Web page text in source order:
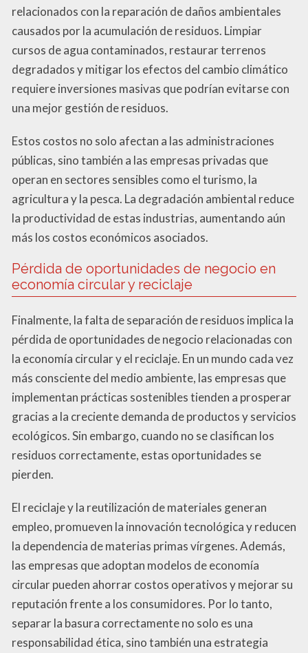
relacionados con la reparación de daños ambientales
causados por la acumulación de residuos. Limpiar
cursos de agua contaminados, restaurar terrenos
degradados y mitigar los efectos del cambio climático
requiere inversiones masivas que podrían evitarse con
una mejor gestión de residuos.
Estos costos no solo afectan a las administraciones
públicas, sino también a las empresas privadas que
operan en sectores sensibles como el turismo, la
agricultura y la pesca. La degradación ambiental reduce
la productividad de estas industrias, aumentando aún
más los costos económicos asociados.
Pérdida de oportunidades de negocio en
economía circular y reciclaje
Finalmente, la falta de separación de residuos implica la
pérdida de oportunidades de negocio relacionadas con
la economía circular y el reciclaje. En un mundo cada vez
más consciente del medio ambiente, las empresas que
implementan prácticas sostenibles tienden a prosperar
gracias a la creciente demanda de productos y servicios
ecológicos. Sin embargo, cuando no se clasifican los
residuos correctamente, estas oportunidades se
pierden.
El reciclaje y la reutilización de materiales generan
empleo, promueven la innovación tecnológica y reducen
la dependencia de materias primas vírgenes. Además,
las empresas que adoptan modelos de economía
circular pueden ahorrar costos operativos y mejorar su
reputación frente a los consumidores. Por lo tanto,
separar la basura correctamente no solo es una
responsabilidad ética, sino también una estrategia